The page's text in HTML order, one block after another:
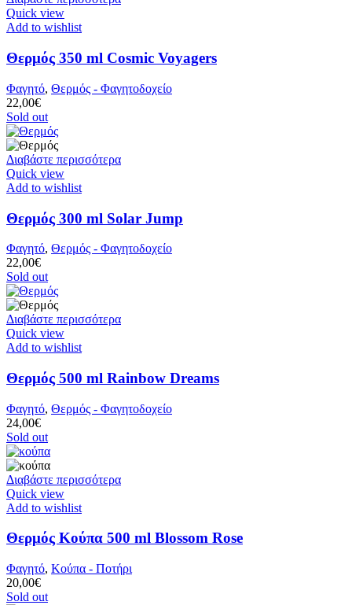
Quick view
Add to wishlist
Θερμός 350 ml Cosmic Voyagers
Φαγητό, Θερμός - Φαγητοδοχείο
22,00€
Sold out
Διαβάστε περισσότερα
Quick view
Add to wishlist
Θερμός 300 ml Solar Jump
Φαγητό, Θερμός - Φαγητοδοχείο
22,00€
Sold out
Διαβάστε περισσότερα
Quick view
Add to wishlist
Θερμός 500 ml Rainbow Dreams
Φαγητό, Θερμός - Φαγητοδοχείο
24,00€
Sold out
Διαβάστε περισσότερα
Quick view
Add to wishlist
Θερμός Κούπα 500 ml Blossom Rose
Φαγητό, Κούπα - Ποτήρι
20,00€
Sold out